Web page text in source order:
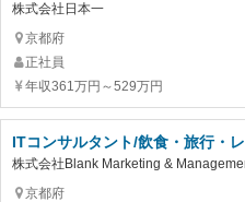
株式会社日本一
京都府
正社員
年収361万円～529万円
ITコンサルタント/飲食・旅行・
株式会社Blank Marketing &
京都府